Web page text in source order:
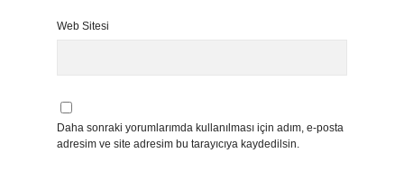
Web Sitesi
Daha sonraki yorumlarımda kullanılması için adım, e-posta
adresim ve site adresim bu tarayıcıya kaydedilsin.